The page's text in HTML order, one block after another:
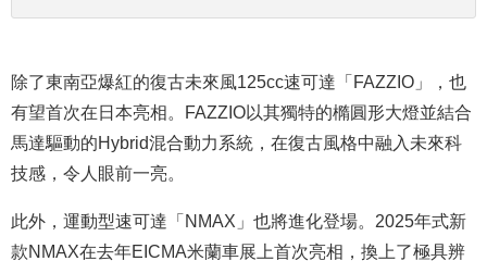
除了東南亞爆紅的復古未來風125cc速可達 「FAZZIO」
，也
有望首次在日本亮相。FAZZIO以其獨特的橢圓形大燈並結合
馬達驅動的Hybrid混合動力系統，在復古風格中融入未來科
技感，令人眼前一亮。
此外，運動型速可達「NMAX」也將進化登場。2025年式新
款NMAX在去年EICMA米蘭車展上首次亮相，換上了極具辨